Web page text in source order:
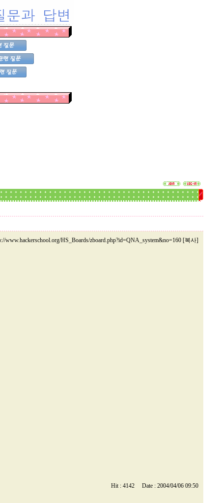
www.hackerschool.org/HS_Boards/zboard.php?id=QNA_system&no=160 [복사]
Hit : 4142 Date : 2004/04/06 09:50